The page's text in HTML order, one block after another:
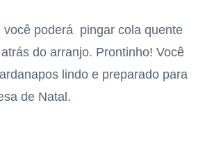
você poderá pingar cola quente
do arranjo. Prontinho! Você
lindo e preparado para
de Natal.